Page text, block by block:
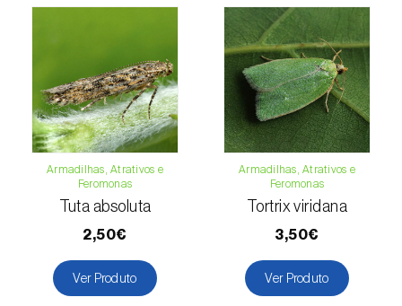
Armadilhas, Atrativos e
Feromonas
Tuta absoluta
2,50€
Ver Produto
Armadilhas, Atrativos e
Feromonas
Tortrix viridana
3,50€
Ver Produto